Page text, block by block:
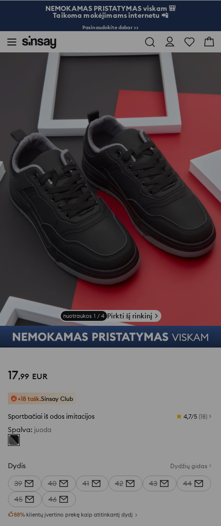
NEMOKAMAS PRISTATYMAS viskam 🎒
Taikoma mokėjimams internetu 📲
Pasinaudokite dabar >>
Vyrams Sportbačiai iš odos imitacijos
nuotraukos 1 / 4 Pirkti šį rinkinį
17,99 EUR
+18 tašk.Sinsay Club
Sportbačiai iš odos imitacijos 4,7/5 (18)
Spalva: juoda
Dydis Dydžių gidas
39 40 41 42 43
44
45
46
88% klientų įvertino prekę kaip atitinkantį dydį